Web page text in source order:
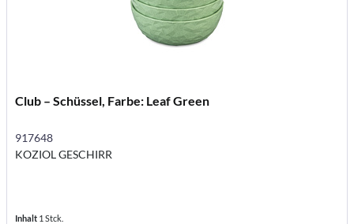
Club – Schüssel, Farbe: Leaf Green
917648
KOZIOL GESCHIRR
Inhalt 1 Stck.